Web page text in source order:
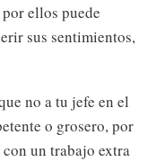
ellos puede
sus sentimientos,
no a tu jefe en el
o grosero, por
un trabajo extra